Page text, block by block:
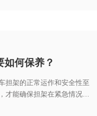
如何保养？
担架的正常运作和安全性至
才能确保担架在紧急情况下